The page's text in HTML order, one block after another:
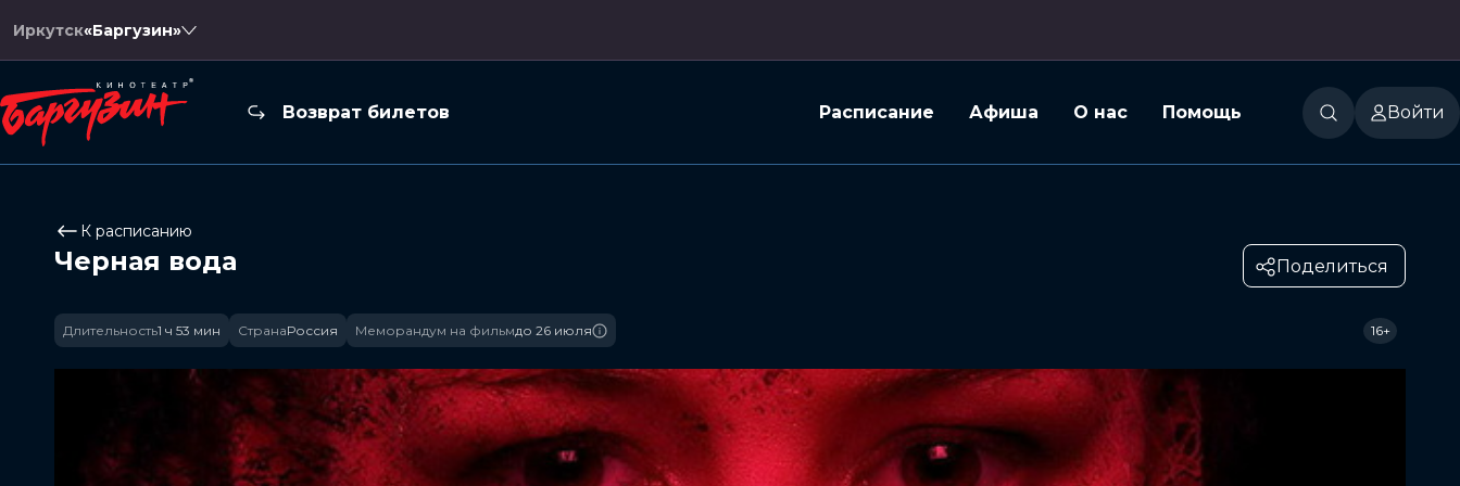
Иркутск«Баргузин»
Возврат билетов Расписание Афиша О нас Помощь Войти
К расписанию
Черная вода Поделиться
Длительность1 ч 53 мин СтранаРоссия Меморандум на фильмдо 26 июля 16+